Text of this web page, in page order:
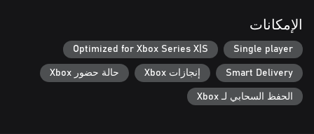
Experience a story of self-discovery and the journey to heal a
broken world and a broken self.
الإمكانات
Single player
Optimized for Xbox Series X|S
Smart Delivery إنجازات Xbox حالة حضور Xbox
الحفظ السحابي لـ Xbox